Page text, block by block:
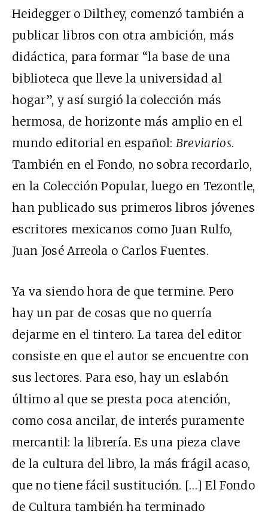
Heidegger o Dilthey, comenzó también a
publicar libros con otra ambición, más
didáctica, para formar “la base de una
biblioteca que lleve la universidad al
hogar”, y así surgió la colección más
hermosa, de horizonte más amplio en el
mundo editorial en español: Breviarios.
También en el Fondo, no sobra recordarlo,
en la Colección Popular, luego en Tezontle,
han publicado sus primeros libros jóvenes
escritores mexicanos como Juan Rulfo,
Juan José Arreola o Carlos Fuentes.
Ya va siendo hora de que termine. Pero
hay un par de cosas que no querría
dejarme en el tintero. La tarea del editor
consiste en que el autor se encuentre con
sus lectores. Para eso, hay un eslabón
último al que se presta poca atención,
como cosa ancilar, de interés puramente
mercantil: la librería. Es una pieza clave
de la cultura del libro, la más frágil acaso,
que no tiene fácil sustitución. […] El Fondo
de Cultura también ha terminado